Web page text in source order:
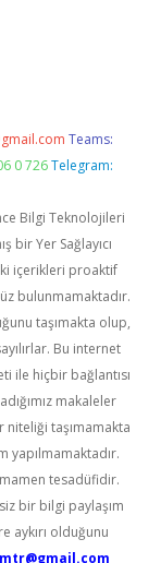
Teams:
0 726 Telegram:
Bilgi Teknolojileri
bir Yer Sağlayıcı
içerikleri proaktif
bulunmamaktadır.
taşımakta olup,
Bu internet
ile hiçbir bağlantısı
makaleler
niteliği taşımamakta
yapılmamaktadır.
tesadüfidir.
bir bilgi paylaşım
aykırı olduğunu